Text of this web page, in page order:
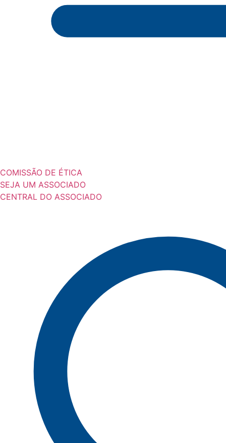
COMISSÃO DE ÉTICA
SEJA UM ASSOCIADO
CENTRAL DO ASSOCIADO